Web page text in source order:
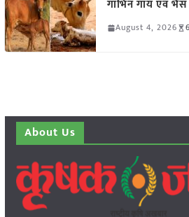
गाभिन गाय एवं
August 4, 2026
About Us